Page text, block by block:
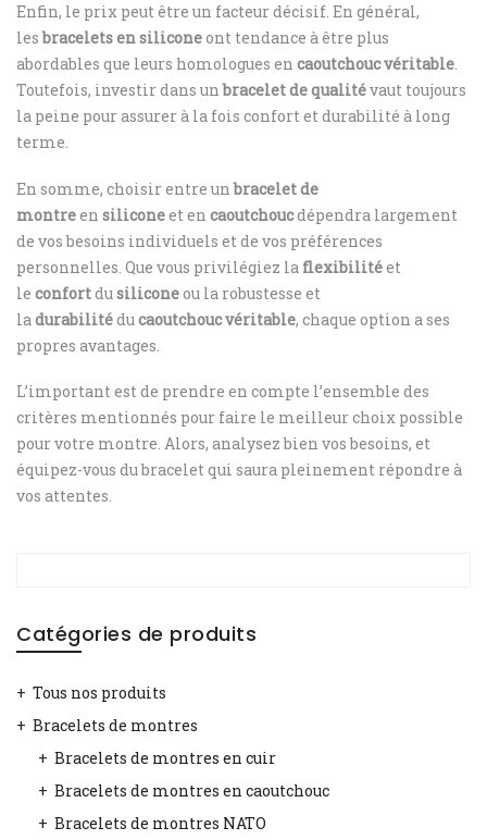
Enfin, le prix peut être un facteur décisif. En général,
lesbracelets en siliconeont tendance à être plus
abordables que leurs homologues en caoutchouc véritable.
Toutefois, investir dans unbracelet de qualitévaut toujours
la peine pour assurer à la fois confort et durabilité à long
terme.
En somme, choisir entre unbracelet de
montreen siliconeet en caoutchoucdépendra largement
de vos besoins individuels et de vos préférences
personnelles. Que vous privilégiez la flexibilitéet
le confortdu siliconeou la robustesse et
la durabilitédu caoutchouc véritable, chaque option a ses
propres avantages.
L’important est de prendre en compte l’ensemble des
critères mentionnés pour faire le meilleur choix possible
pour votre montre. Alors, analysez bien vos besoins, et
équipez-vous du bracelet qui saura pleinement répondre à
vos attentes.
Catégories de produits
Tous nos produits
Bracelets de montres
Bracelets de montres en cuir
Bracelets de montres en caoutchouc
Bracelets de montres NATO